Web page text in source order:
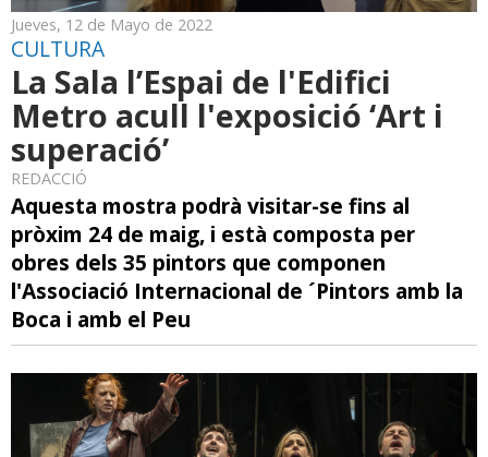
Jueves, 12 de Mayo de 2022
CULTURA
La Sala l’Espai de l'Edifici
Metro acull l'exposició ‘Art i
superació’
REDACCIÓ
Aquesta mostra podrà visitar-se fins al
pròxim 24 de maig, i està composta per
obres dels 35 pintors que componen
l'Associació Internacional de ´Pintors amb la
Boca i amb el Peu